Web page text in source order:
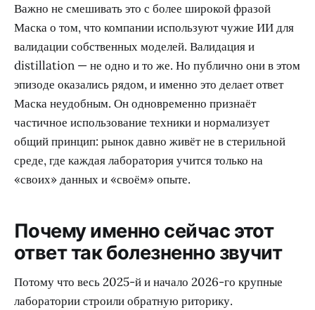
Важно не смешивать это с более широкой фразой
Маска о том, что компании используют чужие ИИ для
валидации собственных моделей. Валидация и
distillation — не одно и то же. Но публично они в этом
эпизоде оказались рядом, и именно это делает ответ
Маска неудобным. Он одновременно признаёт
частичное использование техники и нормализует
общий принцип: рынок давно живёт не в стерильной
среде, где каждая лаборатория учится только на
«своих» данных и «своём» опыте.
Почему именно сейчас этот
ответ так болезненно звучит
Потому что весь 2025-й и начало 2026-го крупные
лаборатории строили обратную риторику.